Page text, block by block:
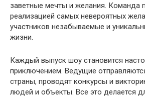
заветные мечты и желания. Команда
реализацией самых невероятных
участников незабываемые и
жизни.
Каждый выпуск шоу становится
приключением. Ведущие
страны, проводят конкурсы и
людей и объекты. Все это делается